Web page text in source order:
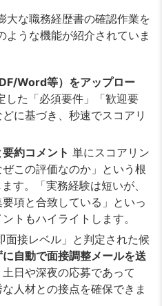
大な職務経歴書の確認作業を
うな機能が紹介されていま
Word等）をアップロー
した「必須要件」「歓迎要
に基づき、秒速でスコアリ
約コメント 単にスコアリン
この評価なのか」という根
す。「実務経験は短いが、
項と合致している」といっ
トもハイライトします。
面接レベル」と判定された候
自動で面接調整メールを送
日や深夜の応募であって
人材との接点を確保できま